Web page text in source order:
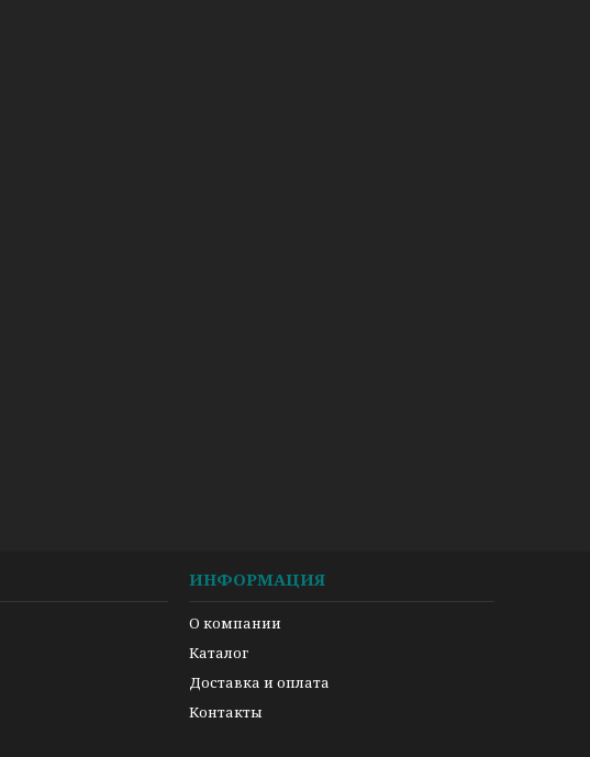
ИНФОРМАЦИЯ
О компании
Каталог
Доставка и оплата
Контакты